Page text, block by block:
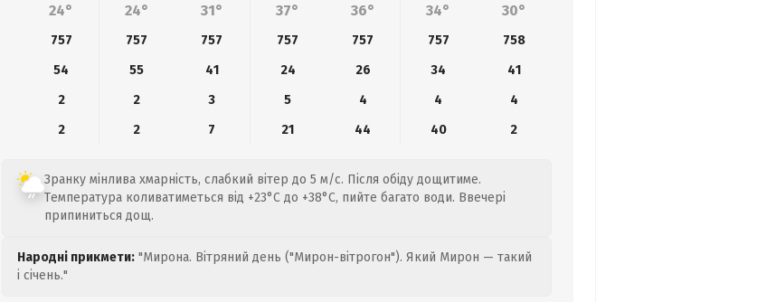
24° 24° 31° 37° 36° 34° 30°
757 757 757 757 757 757
758
54 55 41 24 26 34
41
2 2 3 5 4 4
4
2 2 7 21 44 40 2
Зранку мінлива хмарність, слабкий вітер до 5 м/с. Після обіду дощитиме.
Температура коливатиметься від +23°C до +38°C, пийте багато води. Ввечері
припиниться дощ.
Народні прикмети: "Мирона. Вітряний день ("Мирон-вітрогон"). Який Мирон — такий
і січень."